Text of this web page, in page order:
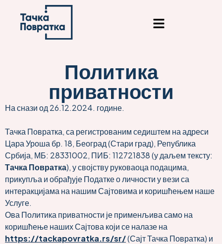
Политика
приватности
На снази од 26.12.2024. године.
Тачка Повратка, са регистрованим седиштем на адреси
Цара Уроша бр. 18, Београд (Стари град), Република
Србија, МБ: 28331002, ПИБ: 112721838 (у даљем тексту:
Тачка Повратка), у својству руковаоца подацима,
прикупља и обрађује Податке о личности у вези са
интеракцијама на нашим Сајтовима и коришћењем наше
Услуге.
Ова Политика приватности је применљива само на
коришћење наших Сајтова који се налазе на
https://tackapovratka.rs/sr/(Сајт Тачка Повратка) и